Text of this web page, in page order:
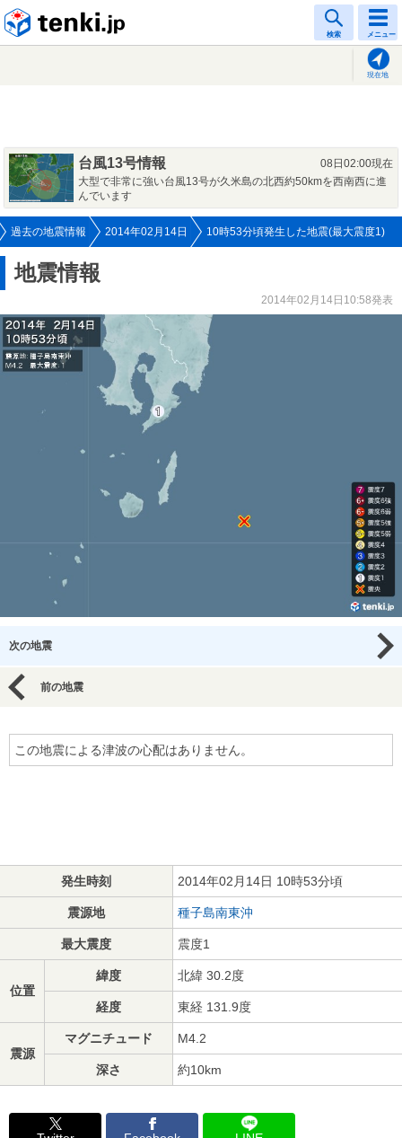
検索 メニュー
現在地
台風13号情報
08日02:00現在
大型で非常に強い台風13号が久米島の北西約50kmを西南西に進
んでいます
過去の地震情報 2014年02月14日 10時53分頃発生した地震(最大震度1)
地震情報
2014年02月14日10:58発表
次の地震
前の地震
この地震による津波の心配はありません。
発生時刻 2014年02月14日 10時53分頃
震源地 種子島南東沖
最大震度 震度1
位置
緯度 北緯 30.2度
経度 東経 131.9度
震源
マグニチュード M4.2
深さ 約10km